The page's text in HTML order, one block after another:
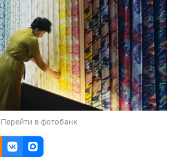
Перейти в фотобанк